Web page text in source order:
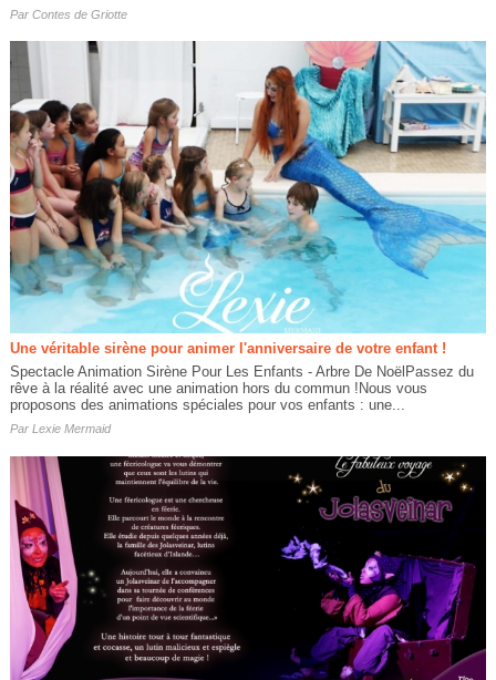
Par Contes de Griotte
Une véritable sirène pour animer l'anniversaire de votre enfant !
Spectacle Animation Sirène Pour Les Enfants - Arbre De NoëlPassez du
rêve à la réalité avec une animation hors du commun !Nous vous
proposons des animations spéciales pour vos enfants : une...
Par Lexie Mermaid